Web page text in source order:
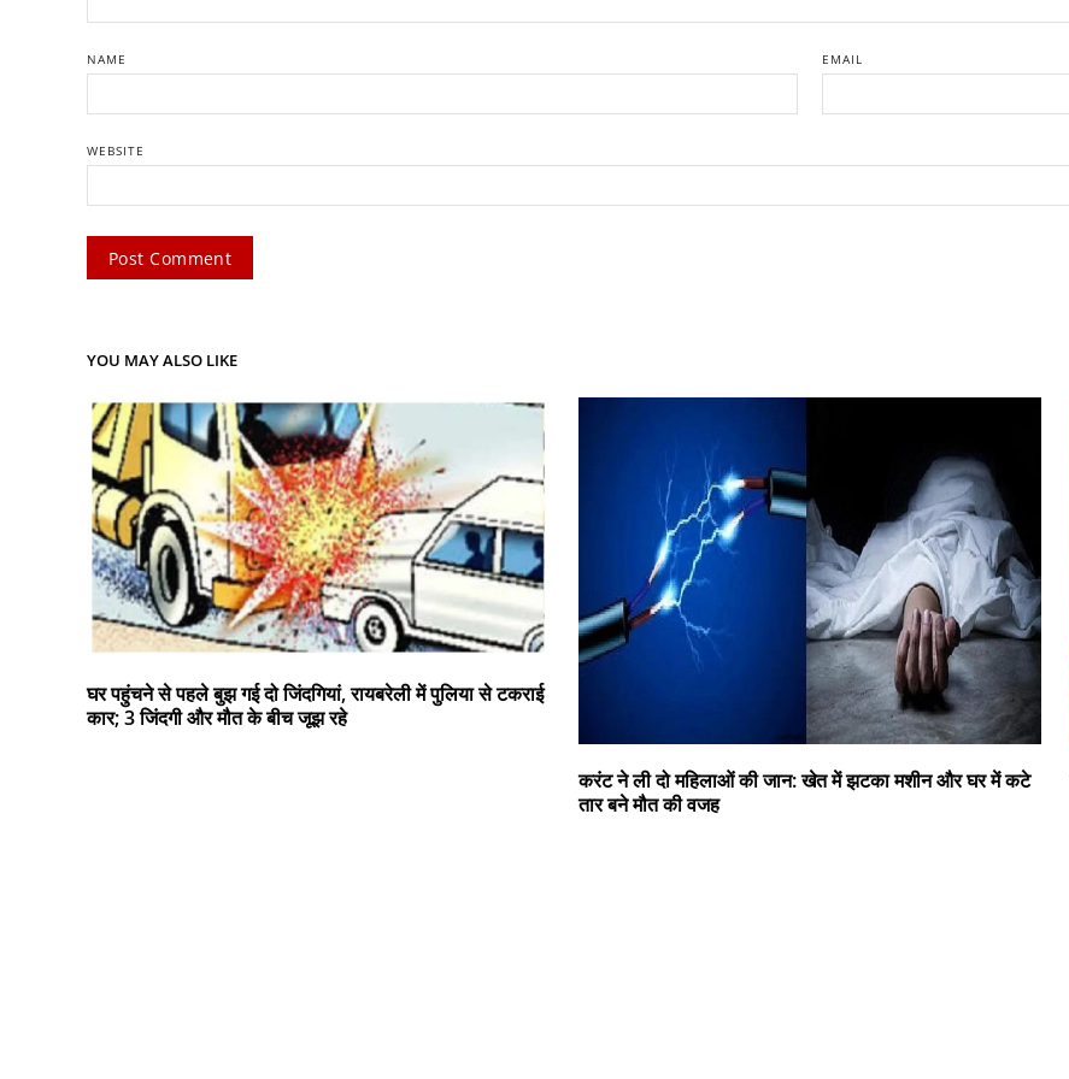
NAME EMAIL
WEBSITE
YOU MAY ALSO LIKE
घर पहुंचने से पहले बुझ गई दो जिंदगियां, रायबरेली में पुलिया से टकराई
कार; 3 जिंदगी और मौत के बीच जूझ रहे
करंट ने ली दो महिलाओं की जान: खेत में झटका मशीन और घर में कटे
तार बने मौत की वजह